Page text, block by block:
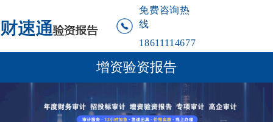
免费咨询热
线
18611114677
增资验资报告